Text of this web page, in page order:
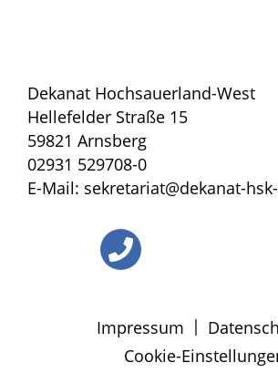
Dekanat Hochsauerland-West
Hellefelder Straße 15
59821 Arnsberg
02931 529708-0
E-Mail: sekretariat@dekanat-
Impressum |
Cookie-